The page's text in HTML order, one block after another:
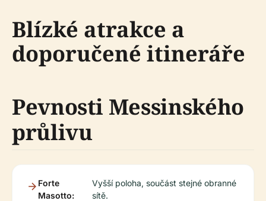
Blízké atrakce a
doporučené itineráře
Pevnosti Messinského
průlivu
Forte
Masotto:
Vyšší poloha, součást stejné obranné
sítě.